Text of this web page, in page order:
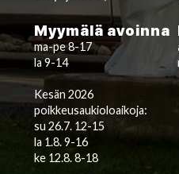
Myymälä avoinna
ma-pe 8-17
la 9-14
Kesän 2026
poikkeusaukioloaikoja:
su 26.7. 12-15
la 1.8. 9-16
ke 12.8. 8-18